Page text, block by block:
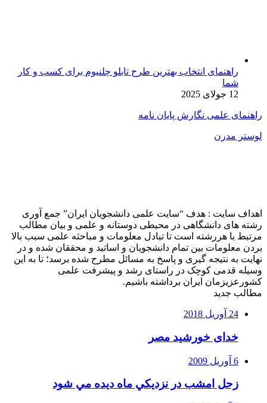
راهنمای انتخاب بهترین طرح تابلو چلنیوم برای کسب و کار
شما
12 جولای 2025
راهنمای علمی نگارش پایان نامه
لوستر مدرن
اهداف سایت : هدف “سایت علمی دانشجویان ایران” جمع آوری
رشته های دانشگاهی در محیطی دوستانه و علمی و بیان مطالب
مرتبط با هررشته است تا تبادل معلومات و مباحثه علمی سبب بالا
بردن معلومات بین تمام دانشجویان و اساتید و محققان شده و در
نهایت به نتیجه گیری و پاسخ به مسائل مطرح شده برسد؛ تا به این
وسیله قدمی کوچک در راستای رشد و پیشرفت علمی
کشورعزیزمان ایران برداشته باشیم.
مطالب جدید
24 آوریل 2018
خدای خورشید مصر
6 آوریل 2009
زحل امشب در نزديكي ماه ديده مي شود